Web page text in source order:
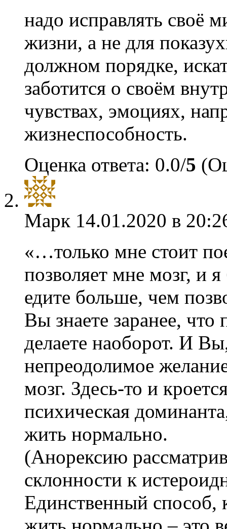
надо исправлять своё
жизни, а не для
должном порядке,
заботится о своём
чувствах, эмоциях,
жизнеспособность.
Оценка ответа: 0.0/5
Марк 14.01.2020 в
«…только мне стоит
позволяет мне мозг, и
едите больше, чем
Вы знаете заранее, что
делаете наоборот. И
непреодолимое
мозг. Здесь-то и
психическая
жить нормально.
(Анорексию
склонности к
Единственный способ,